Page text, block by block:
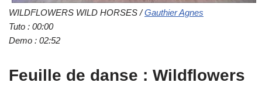
WILDFLOWERS WILD HORSES /Gauthier Agnes
Tuto : 00:00
Demo : 02:52
Feuille de danse : Wildflowers